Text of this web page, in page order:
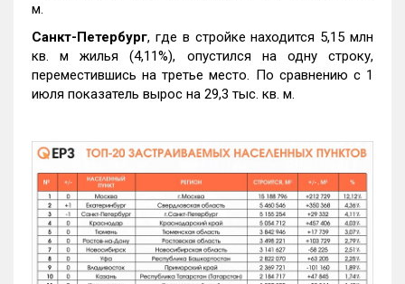
м.
Санкт-Петербург, где в стройке находится 5,15 млн
кв. м жилья (4,11%), опустился на одну строку,
переместившись на третье место. По сравнению с 1
июля показатель вырос на 29,3 тыс. кв. м.